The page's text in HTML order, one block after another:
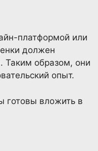
платформой или
должен
Таким образом, они
опыт.
готовы вложить в